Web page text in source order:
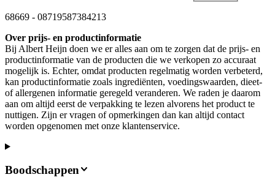
68669 - 08719587384213
Over prijs- en productinformatie
Bij Albert Heijn doen we er alles aan om te zorgen dat de prijs- en
productinformatie van de producten die we verkopen zo accuraat
mogelijk is. Echter, omdat producten regelmatig worden verbeterd,
kan productinformatie zoals ingrediënten, voedingswaarden, dieet-
of allergenen informatie geregeld veranderen. We raden je daarom
aan om altijd eerst de verpakking te lezen alvorens het product te
nuttigen. Zijn er vragen of opmerkingen dan kan altijd contact
worden opgenomen met onze klantenservice.
Boodschappen